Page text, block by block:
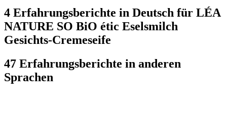
4 Erfahrungsberichte in Deutsch für LÉA
NATURE SO BiO étic Eselsmilch
Gesichts-Cremeseife
47 Erfahrungsberichte in anderen
Sprachen